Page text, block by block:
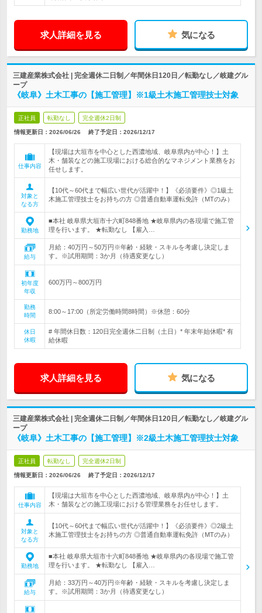
求人詳細を見る 気になる
三建産業株式会社 | 完全週休二日制／年間休日120日／転勤なし／岐建グル
ープ
《岐阜》土木工事の【施工管理】※1級土木施工管理技士対象
正社員 転勤なし 完全週休2日制
情報更新日：2026/06/26 終了予定日： 2026/12/17
仕事内容
【現場は大垣市を中心とした西濃地域、岐阜県内が中心！】土
木・舗装などの施工現場における総合的なマネジメント業務をお
任せします。
対象と
なる方
【10代～60代まで幅広い世代が活躍中！】《必須要件》◎1級土
木施工管理技士をお持ちの方 ◎普通自動車運転免許（MTのみ）
勤務地
■本社 岐阜県大垣市十六町848番地 ★岐阜県内の各現場で施工管
理を行います。 ★転勤なし 【雇入…
給与
月給：40万円～50万円※年齢・経験・スキルを考慮し決定しま
す。※試用期間：3か月（待遇変更なし）
初年度
年収
600万円～800万円
勤務
時間
8:00～17:00（所定労働時間8時間）※休憩：60分
休日
休暇
# 年間休日数：120日完全週休二日制（土日）* 年末年始休暇* 有
給休暇
求人詳細を見る 気になる
三建産業株式会社 | 完全週休二日制／年間休日120日／転勤なし／岐建グル
ープ
《岐阜》土木工事の【施工管理】※2級土木施工管理技士対象
正社員 転勤なし 完全週休2日制
情報更新日：2026/06/26 終了予定日： 2026/12/17
仕事内容
【現場は大垣市を中心とした西濃地域、岐阜県内が中心！】土
木・舗装などの施工現場における管理業務をお任せします。
対象と
なる方
【10代～60代まで幅広い世代が活躍中！】《必須要件》◎2級土
木施工管理技士をお持ちの方 ◎普通自動車運転免許（MTのみ）
勤務地
■本社 岐阜県大垣市十六町848番地 ★岐阜県内の各現場で施工管
理を行います。 ★転勤なし 【雇入…
給与
月給：33万円～40万円※年齢・経験・スキルを考慮し決定しま
す。※試用期間：3か月（待遇変更なし）